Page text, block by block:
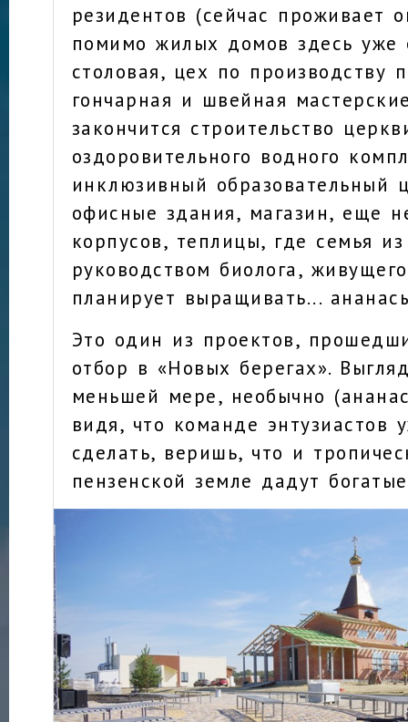
резидентов (сейчас проживает
помимо жилых домов здесь уже
столовая, цех по производству
гончарная и швейная
закончится строительство
оздоровительного водного
инклюзивный образовательный
офисные здания, магазин, еще
корпусов, теплицы, где семья
руководством биолога,
планирует выращивать...
Это один из проектов,
отбор в «Новых берегах».
меньшей мере, необычно
видя, что команде энтузиастов
сделать, веришь, что и
пензенской земле дадут